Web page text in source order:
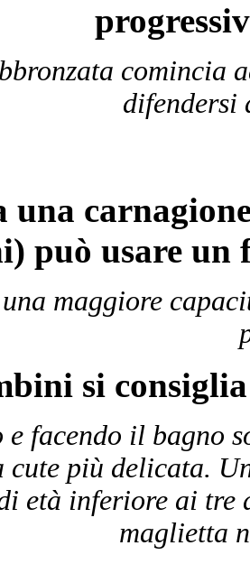
comincia
difendersi
una
può usare un
maggiore
si
e facendo il bagno
cute più delicata.
età inferiore ai tre
maglietta